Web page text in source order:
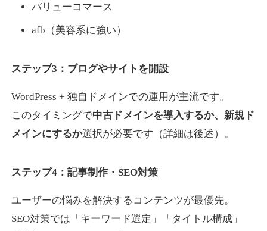
バリューコマース
afb（美容系に強い）
ステップ3：ブログやサイトを開設
WordPress + 独自ドメインでの運用が主流です。
このタイミングで中古ドメインを導入するか、新規ド
メインにするか選択が必要です（詳細は後述）。
ステップ4：記事制作・SEO対策
ユーザーの悩みを解決するコンテンツが最優先。
SEO対策では「キーワード選定」「タイトル構成」